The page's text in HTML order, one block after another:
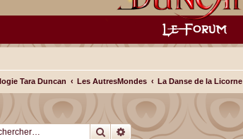
Tara Duncan Les AutresMondes La Danse de la Licorne
Rechercher
Recherche avancée